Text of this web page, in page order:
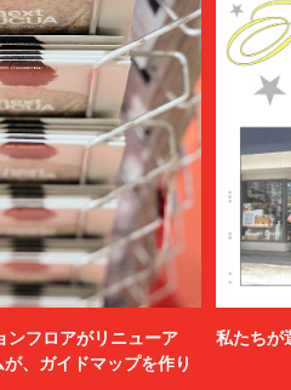
ンフロアがリニューア
、ガイドマップを作り
私たちが